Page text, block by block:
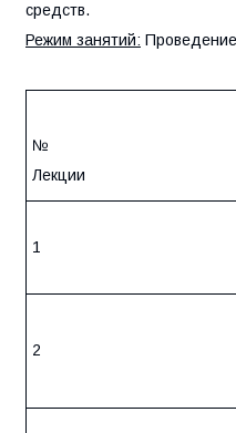
средств.
Режим занятий:
№
Лекции
1
2